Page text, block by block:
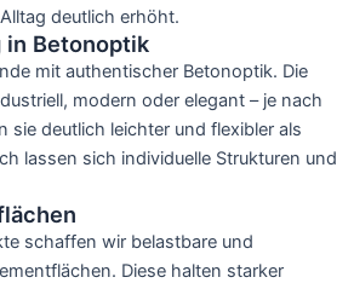
deutlich erhöht.
in Betonoptik
mit authentischer Betonoptik. Die
modern oder elegant – je nach
sie deutlich leichter und flexibler als
lassen sich individuelle Strukturen und
schaffen wir belastbare und
Diese halten starker